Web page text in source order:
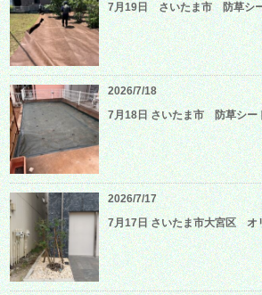
7月19日 さいたま市 防草シ
2026/7/18
7月18日 さいたま市 防草シー
2026/7/17
7月17日 さいたま市大宮区 オ